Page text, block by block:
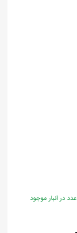
فقط 1 عدد در انبار موجود